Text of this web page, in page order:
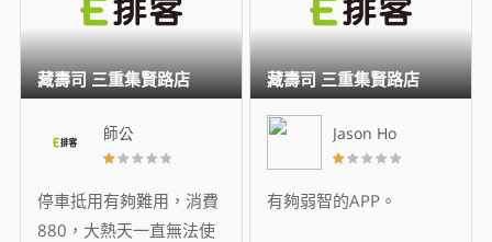
師公
停車抵用有夠難用，消費
880，大熱天一直無法使
藏壽司 三重集賢路店
Jason Ho
有夠弱智的APP。
藏壽司 三重集賢路店